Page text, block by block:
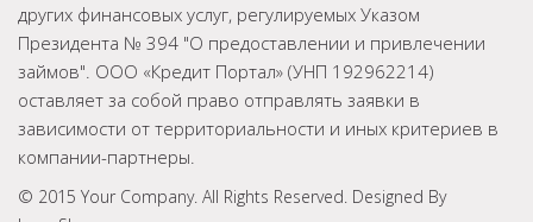
других финансовых услуг, регулируемых Указом
Президента № 394 "О предоставлении и привлечении
займов". ООО «Кредит Портал» (УНП 192962214)
оставляет за собой право отправлять заявки в
зависимости от территориальности и иных критериев в
компании-партнеры.
© 2015 Your Company. All Rights Reserved. Designed By